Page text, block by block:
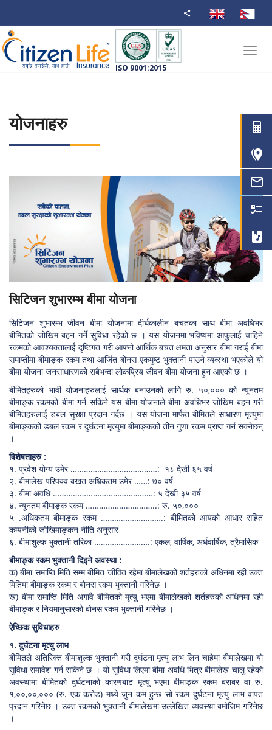
ISO 9001:2015
योजनाहरु
सिटिजन शुभारम्भ बीमा योजना
सिटिजन शुभारम्भ जीवन बीमा योजनामा दीर्घकालीन बचतका साथ बीमा अवधिभर
बीमितको जोखिम बहन गर्ने सुविधा रहेको छ । यस योजनमा भविष्यमा आफुलाई चाहिने
रकमको आवश्यक्तालाई दृष्टिगत गरी आफ्नो आर्थिक बचत क्षमता अनुसार बीमा गराई बीमा
समाप्तीमा बीमाङ्क रकम तथा आर्जित बोनस एकमुष्ट भुक्तानी पाउने व्यव्स्था भएकोले यो
बीमा योजना जनसाधारणको सबैभन्दा लोकप्रिय जीवन बीमा योजना हुन आएको छ ।
बीमितहरुको भावी योजनाहरुलाई सार्थक बनाउनको लागि रु. ५०,००० को न्यूनतम
बीमाङ्क रकमको बीमा गर्न सकिने यस बीमा योजनाले बीमा अवधिभर जोखिम बहन गरी
बीमितहरुलाई डबल सुरक्षा प्रदान गर्दछ । यस योजना मार्फत बीमितले साधारण मृत्युमा
बीमाङ्कको डबल रकम र दुर्घटना मृत्युमा बीमाङ्कको तीन गुणा रकम प्राप्त गर्न सक्नेछन्
।
विशेषताहरु :
१. प्रवेश योग्य उमेर …………………………………: १८ देखी ६५ वर्ष
२. बीमालेख परिपक्व बखत अधिकतम उमेर ……: ७० वर्ष
३. बीमा अवधि ………………………………………: ५ देखी ३५ वर्ष
४. न्यूनतम बीमाङ्क रकम …………………………..: रु. ५०,०००
५ .अधिकतम बीमाङ्क रकम ……………………….: बीमितको आयको आधार सहित
कम्पनीको जोखिमाङ्कन नीति अनुसार
६. बीमाशुल्क भुक्तानी तरिका …………………….: एकल, वार्षिक, अर्धवार्षिक, त्रैमासिक
बीमाङ्क रकम भुक्तानी दिइने अवस्था :
क) बीमा समाप्ति मिति सम्म बीमित जीवित रहेमा बीमालेखको शर्तहरुको अधिनमा रही उक्त
मितिमा बीमाङ्क रकम र बोनस रकम भुक्तानी गरिनेछ ।
ख) बीमा समाप्ति मिति अगावै बीमितको मृत्यु भएमा बीमालेखको शर्तहरुको अधिनमा रही
बीमाङ्क र नियमानुसारको बोनस रकम भुक्तानी गरिनेछ ।
ऐच्छिक सुविधाहरु
१. दुर्घटना मृत्यु लाभ
बीमितले अतिरिक्त बीमाशुल्क भुक्तानी गरी दुर्घटना मृत्यु लाभ लिन चाहेमा बीमालेखमा यो
सुविधा समावेश गर्न सकिने छ । यो सुविधा लिएमा बीमा अवधि भित्र बीमालेख चालु रहेको
अवस्थामा बीमितको दुर्घटनाको कारणबाट मृत्यु भएमा बीमाङ्क रकम बराबर वा रु.
१,००,००,००० (रु. एक करोड) मध्ये जुन कम हुन्छ सो रकम दुर्घटना मृत्यु लाभ वापत
प्रदान गरिनेछ । उक्त रकमको भुक्तानी बीमालेखमा उल्लेखित व्यवस्था बमोजिम गरिनेछ
।